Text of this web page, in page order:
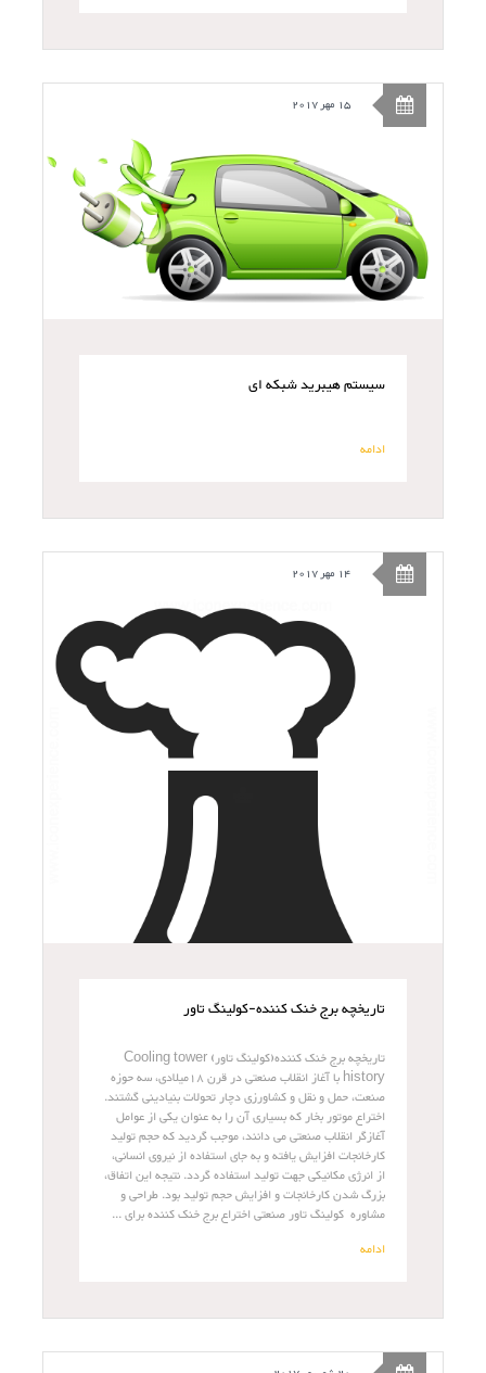
15 مهر 2017
سیستم هیبرید شبکه ای
ادامه
14 مهر 2017
تاریخچه برج خنک کننده-کولینگ تاور
تاریخچه برج خنک کننده(کولینگ تاور) Cooling tower
history با آغاز انقلاب صنعتی در قرن 18میلادی، سه حوزه
صنعت، حمل و نقل و کشاورزی دچار تحولات بنیادینی گشتند.
اختراع موتور بخار که بسیاری آن را به عنوان یکی از عوامل
آغازگر انقلاب صنعتی می دانند، موجب گردید که حجم تولید
کارخانجات افزایش یافته و به جای استفاده از نیروی انسانی،
از انرژی مکانیکی جهت تولید استفاده گردد. نتیجه این اتفاق،
بزرگ شدن کارخانجات و افزایش حجم تولید بود. طراحی و
مشاوره کولینگ تاور صنعتی اختراع برج خنک کننده برای ...
ادامه